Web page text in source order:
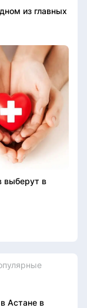
из главных
выберут в
Астане в